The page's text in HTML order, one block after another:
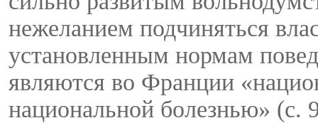
нежеланием подчиняться
установленным нормам
являются во Франции
национальной болезнью» (с.